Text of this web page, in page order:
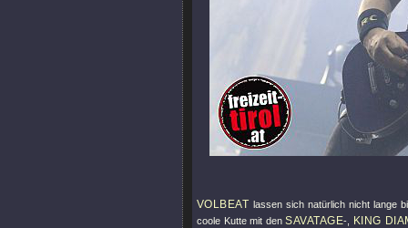
VOLBEAT lassen sich natürlich nicht lange
coole Kutte mit denSAVATAGE-, KING